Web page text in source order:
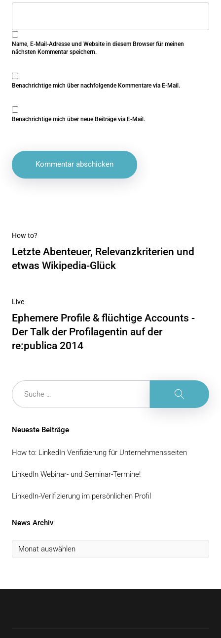
Name, E-Mail-Adresse und Website in diesem Browser für meinen
nächsten Kommentar speichern.
Benachrichtige mich über nachfolgende Kommentare via E-Mail.
Benachrichtige mich über neue Beiträge via E-Mail.
Vorheriger
Beitrag
How to?
Letzte Abenteuer, Relevanzkriterien und
etwas Wikipedia-Glück
Nächster
Beitrag
Live
Ephemere Profile & flüchtige Accounts -
Der Talk der Profilagentin auf der
re:publica 2014
Suche
Suche
Neueste Beiträge
How to: LinkedIn Verifizierung für Unternehmensseiten
LinkedIn Webinar- und Seminar-Termine!
LinkedIn-Verifizierung im persönlichen Profil
News Archiv
News
Archiv